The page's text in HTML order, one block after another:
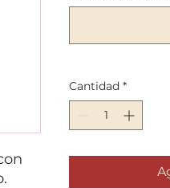
Cantidad *